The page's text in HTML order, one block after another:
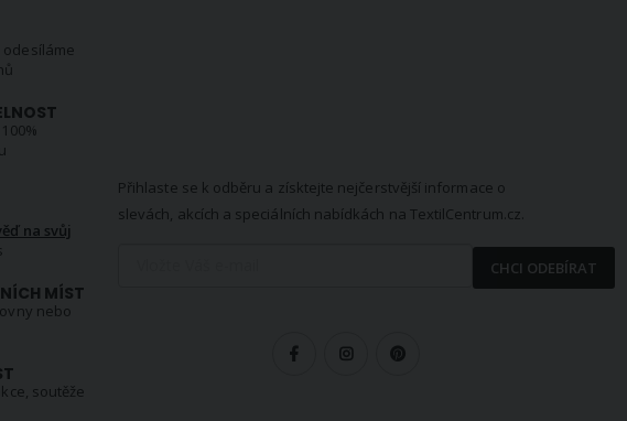
na svůj
MÍST
nebo
soutěže
Přihlaste se k odběru a získtejte nejčerstvější informace o
slevách, akcích a speciálních nabídkách na TextilCentrum.cz.
CHCI ODEBÍRAT